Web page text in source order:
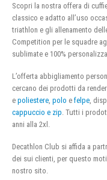
Scopri la nostra offera di
classico e adatto all’uso
triathlon e gli allenamento
Competition per le squadre
sublimate e 100%
L’offerta abbigliamento
cercano dei prodotti da
e poliestere polo e felpe ,
cappuccio e zip . Tutti i
anni alla 2xl.
Decathlon Club si affida a
dei sui clienti, per questo
nostro sito.